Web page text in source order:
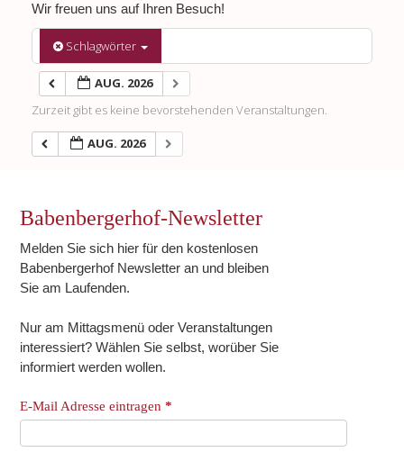
Wir freuen uns auf Ihren Besuch!
Schlagwörter
AUG. 2026
Zurzeit gibt es keine bevorstehenden Veranstaltungen.
AUG. 2026
Babenbergerhof-Newsletter
Melden Sie sich hier für den kostenlosen
Babenbergerhof Newsletter an und bleiben
Sie am Laufenden.
Nur am Mittagsmenü oder Veranstaltungen
interessiert? Wählen Sie selbst, worüber Sie
informiert werden wollen.
E-Mail Adresse eintragen*